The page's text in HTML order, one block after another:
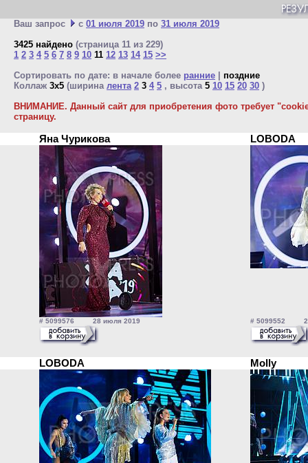
Ваш запрос с 01 июля 2019 по 31 июля 2019
3425 найдено (страница 11 из 229)
1 2 3 4 5 6 7 8 9 10 11 12 13 14 15 >>
Сортировать по дате: в начале более ранние
поздние
Коллаж 3x5 (ширина лента 2 3 4 5 , высота 5 10 15 20 30 )
ВНИМАНИЕ. Данный сайт для приобретения фото требует
страницу.
Яна Чурикова LOBODA
# 5099576 28 июля 2019 # 5099552 28
LOBODA Molly